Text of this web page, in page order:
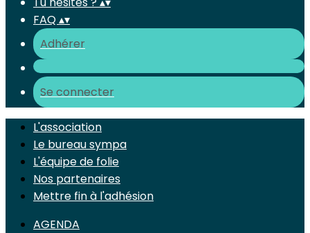
FAQ▴▾
Adhérer
Se connecter
L'association
Le bureau sympa
L'équipe de folie
Nos partenaires
Mettre fin à l'adhésion
AGENDA